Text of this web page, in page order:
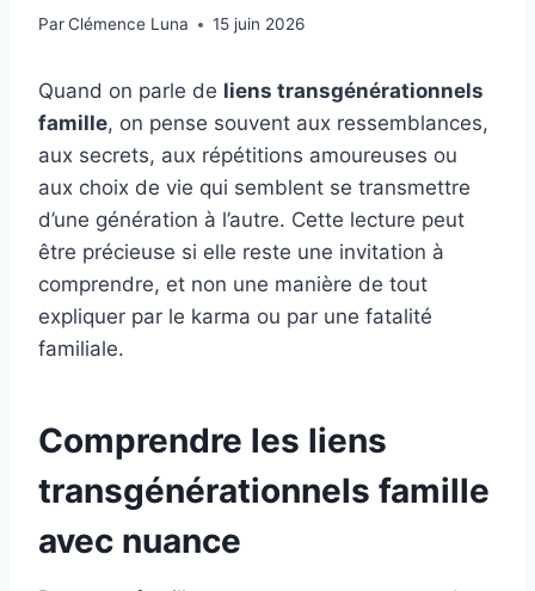
ParClémence Luna 15 juin 2026
Quand on parle de liens transgénérationnels
famille, on pense souvent aux ressemblances,
aux secrets, aux répétitions amoureuses ou
aux choix de vie qui semblent se transmettre
d’une génération à l’autre. Cette lecture peut
être précieuse si elle reste une invitation à
comprendre, et non une manière de tout
expliquer par le karma ou par une fatalité
familiale.
Comprendre les liens
transgénérationnels famille
avec nuance